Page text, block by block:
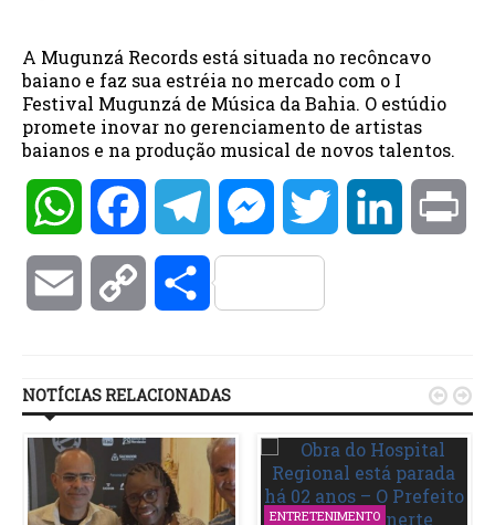
A Mugunzá Records está situada no recôncavo
baiano e faz sua estréia no mercado com o I
Festival Mugunzá de Música da Bahia. O estúdio
promete inovar no gerenciamento de artistas
baianos e na produção musical de novos talentos.
WhatsAppFacebookTelegramMessengerTwitter LinkedIn
Email Copy Compartilhar
NOTÍCIAS RELACIONADAS
ENTRETENIMENTO
 